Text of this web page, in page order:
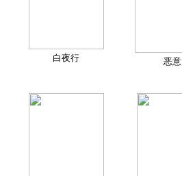
白夜行 恶意